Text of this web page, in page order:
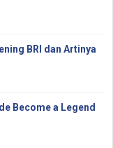
BRI dan Artinya
Become a Legend